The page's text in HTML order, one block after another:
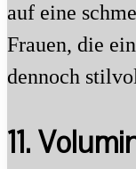
auf eine
Frauen, die
dennoch
11.